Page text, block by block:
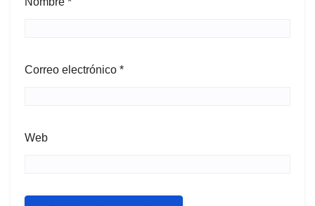
Correo electrónico *
Web